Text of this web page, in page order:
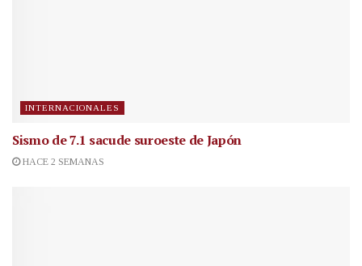
INTERNACIONALES
Sismo de 7.1 sacude suroeste de Japón
HACE 2 SEMANAS